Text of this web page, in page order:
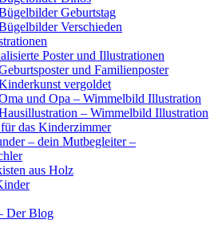
Geburtstag
Verschieden
Poster und Illustrationen
und Familienposter
vergoldet
und Opa – Wimmelbild Illustration
– Wimmelbild Illustration
das Kinderzimmer
– dein Mutbegleiter –
aus Holz
Der Blog